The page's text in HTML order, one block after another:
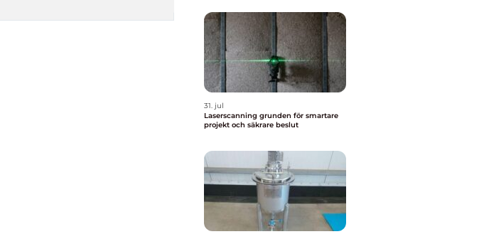
31. jul
Laserscanning grunden för smartare
projekt och säkrare beslut